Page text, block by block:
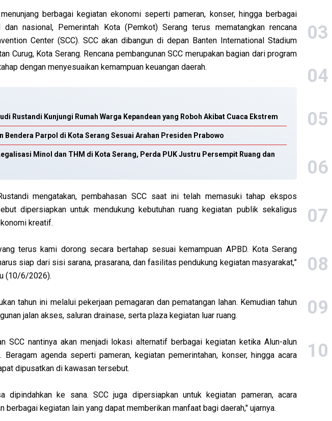
berbagai kegiatan ekonomi seperti pameran, konser, hingga berbagai
nasional, Pemerintah Kota (Pemkot) Serang terus mematangkan rencana
Center (SCC). SCC akan dibangun di depan Banten International Stadium
Curug, Kota Serang. Rencana pembangunan SCC merupakan bagian dari program
dengan menyesuaikan kemampuan keuangan daerah.
Rustandi Kunjungi Rumah Warga Kepandean yang Roboh Akibat Cuaca Ekstrem
Bendera Parpol di Kota Serang Sesuai Arahan Presiden Prabowo
Minol dan THM di Kota Serang, Perda PUK Justru Persempit Ruang dan
mengatakan, pembahasan SCC saat ini telah memasuki tahap ekspos
dipersiapkan untuk mendukung kebutuhan ruang kegiatan publik sekaligus
kreatif.
terus kami dorong secara bertahap sesuai kemampuan APBD. Kota Serang
siap dari sisi sarana, prasarana, dan fasilitas pendukung kegiatan masyarakat,”
(10/6/2026).
tahun ini melalui pekerjaan pemagaran dan pematangan lahan. Kemudian tahun
jalan akses, saluran drainase, serta plaza kegiatan luar ruang.
SCC nantinya akan menjadi lokasi alternatif berbagai kegiatan ketika Alun-alun
Beragam agenda seperti pameran, kegiatan pemerintahan, konser, hingga acara
dipusatkan di kawasan tersebut.
dipindahkan ke sana. SCC juga dipersiapkan untuk kegiatan pameran, acara
berbagai kegiatan lain yang dapat memberikan manfaat bagi daerah," ujarnya.
03
04
05
06
07
08
09
10